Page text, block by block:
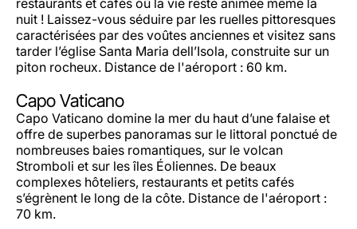
restaurants et cafés où la vie reste animée même la
nuit ! Laissez-vous séduire par les ruelles pittoresques
caractérisées par des voûtes anciennes et visitez sans
tarder l’église Santa Maria dell’Isola, construite sur un
piton rocheux. Distance de l'aéroport : 60 km.
Capo Vaticano
Capo Vaticano domine la mer du haut d’une falaise et
offre de superbes panoramas sur le littoral ponctué de
nombreuses baies romantiques, sur le volcan
Stromboli et sur les îles Éoliennes. De beaux
complexes hôteliers, restaurants et petits cafés
s’égrènent le long de la côte. Distance de l'aéroport :
70 km.